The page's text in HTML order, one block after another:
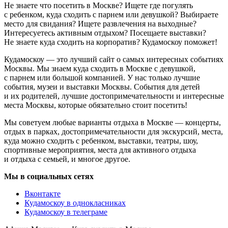
Не знаете что посетить в Москве? Ищете где погулять
с ребенком, куда сходить с парнем или девушкой? Выбираете
место для свидания? Ищете развлечения на выходные?
Интересуетесь активным отдыхом? Посещаете выставки?
Не знаете куда сходить на корпоратив? Кудамоскоу поможет!
Кудамоскоу — это лучший сайт о самых интересных событиях
Москвы. Мы знаем куда сходить в Москве с девушкой,
с парнем или большой компанией. У нас только лучшие
события, музеи и выставки Москвы. События для детей
и их родителей, лучшие достопримечательности и интересные
места Москвы, которые обязательно стоит посетить!
Мы советуем любые варианты отдыха в Москве — концерты,
отдых в парках, достопримечательности для экскурсий, места,
куда можно сходить с ребенком, выставки, театры, шоу,
спортивные мероприятия, места для активного отдыха
и отдыха с семьей, и многое другое.
Мы в социальных сетях
Вконтакте
Кудамоскоу в однокласниках
Кудамоскоу в телеграме